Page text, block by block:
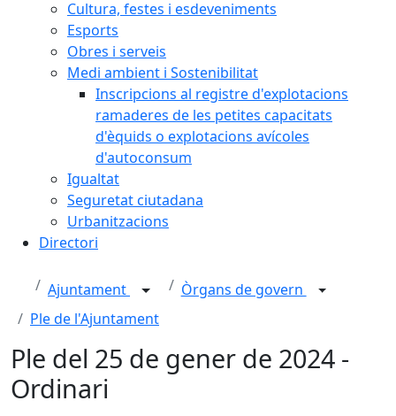
Cultura, festes i esdeveniments
Esports
Obres i serveis
Medi ambient i Sostenibilitat
Inscripcions al registre d'explotacions
ramaderes de les petites capacitats
d'èquids o explotacions avícoles
d'autoconsum
Igualtat
Seguretat ciutadana
Urbanitzacions
Directori
Ajuntament
Òrgans de govern
Ple de l'Ajuntament
Ple del 25 de gener de 2024 -
Ordinari